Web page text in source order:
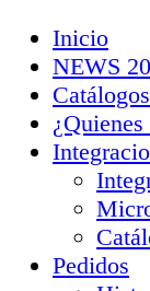
Inicio
NEWS
¿Quienes
Pedidos